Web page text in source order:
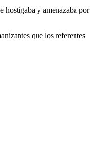
hostigaba y amenazaba por
que los referentes